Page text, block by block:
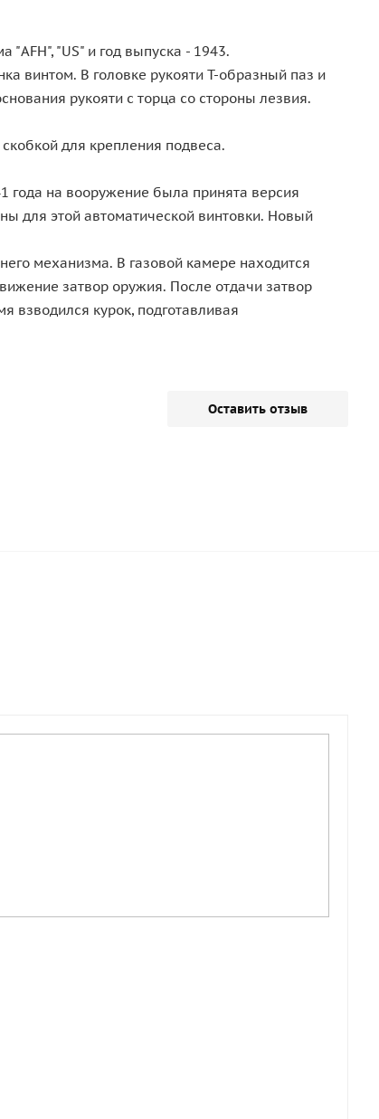
"US" и год выпуска - 1943.
винтом. В головке рукояти Т-образный паз и
рукояти с торца со стороны лезвия.
для крепления подвеса.
года на вооружение была принята версия
для этой автоматической винтовки. Новый
механизма. В газовой камере находится
затвор оружия. После отдачи затвор
взводился курок, подготавливая
Оставить отзыв